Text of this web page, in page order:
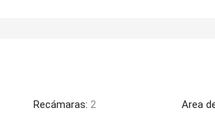
Recámaras:2
Area